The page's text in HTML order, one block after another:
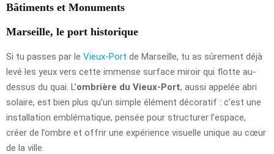
Bâtiments et Monuments
Marseille, le port historique
Si tu passes par le Vieux-Port de Marseille, tu as sûrement déjà
levé les yeux vers cette immense surface miroir qui flotte au-
dessus du quai. L’ombrière du Vieux-Port, aussi appelée abri
solaire, est bien plus qu’un simple élément décoratif : c’est une
installation emblématique, pensée pour structurer l’espace,
créer de l’ombre et offrir une expérience visuelle unique au cœur
de la ville.